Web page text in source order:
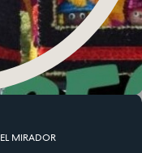
EL MIRADOR